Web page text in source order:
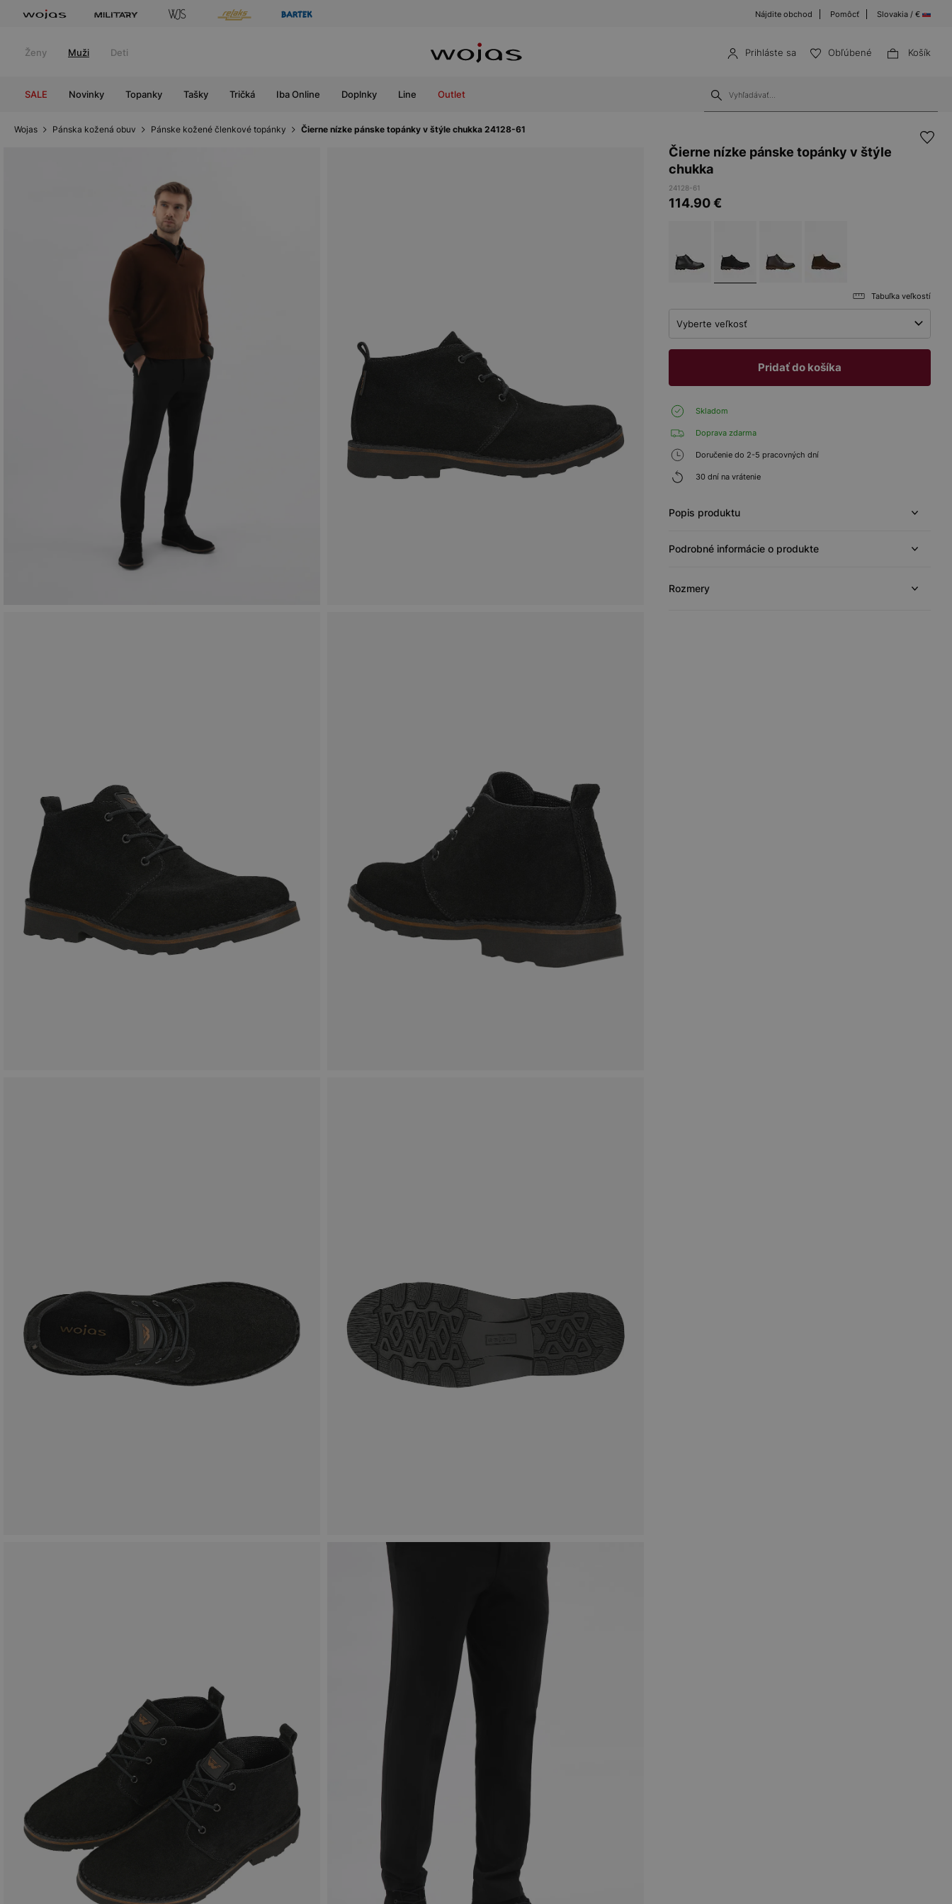
Nájdite obchod Pomôcť Slovakia / €
Ženy Muži Deti Prihláste sa Obľúbené Košík
SALE Novinky Topanky Tašky Tričká Iba Online Doplnky Line Outlet
Wojas Pánska kožená obuv Pánske kožené členkové topánky Čierne nízke pánske topánky v štýle chukka 24128-61
Čierne nízke pánske topánky v štýle
chukka
24128-61
114.90€
Tabuľka veľkostí
Vyberte veľkosť
Pridať do košíka
Skladom
Doprava zdarma
Doručenie do 2-5 pracovných dní
30 dní na vrátenie
Popis produktu
Podrobné informácie o produkte
Rozmery